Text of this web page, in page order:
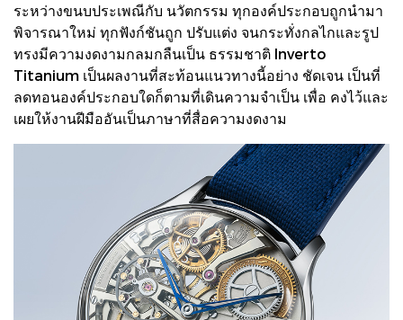
ระหว่างขนบประเพณีกับ นวัตกรรม ทุกองค์ประกอบถูกนํามา
พิจารณาใหม่ ทุกฟังก์ชันถูก ปรับแต่ง จนกระทั่งกลไกและรูป
ทรงมีความงดงามกลมกลืนเป็น ธรรมชาติ Inverto
Titanium เป็นผลงานที่สะท้อนแนวทางนี้อย่าง ชัดเจน เป็นที่
ลดทอนองค์ประกอบใดก็ตามที่เดินความจําเป็น เพื่อ คงไว้และ
เผยให้งานฝีมืออันเป็นภาษาที่สื่อความงดงาม